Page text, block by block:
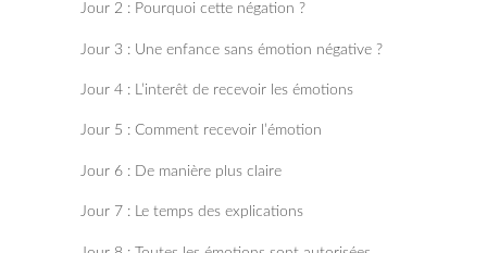
Jour 2 : Pourquoi cette négation ?
Jour 3 : Une enfance sans émotion négative ?
Jour 4 : L’interêt de recevoir les émotions
Jour 5 : Comment recevoir l’émotion
Jour 6 : De manière plus claire
Jour 7 : Le temps des explications